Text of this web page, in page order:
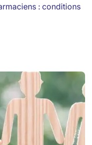
: conditions